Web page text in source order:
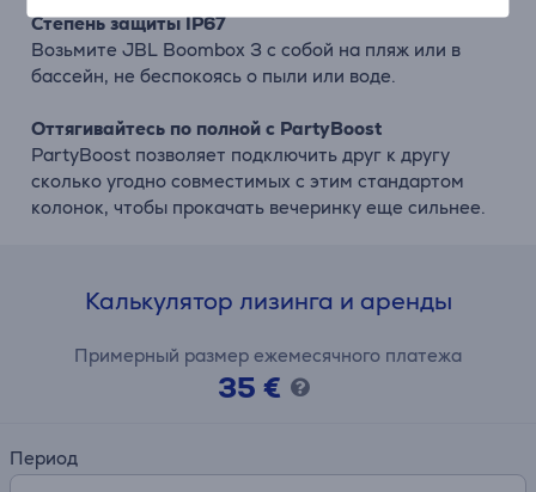
Степень защиты IP67
Возьмите JBL Boombox 3 с собой на пляж или в
бассейн, не беспокоясь о пыли или воде.
Оттягивайтесь по полной с PartyBoost
PartyBoost позволяет подключить друг к другу
сколько угодно совместимых с этим стандартом
колонок, чтобы прокачать вечеринку еще сильнее.
Калькулятор лизинга и аренды
Примерный размер ежемесячного платежа
35 €
Период